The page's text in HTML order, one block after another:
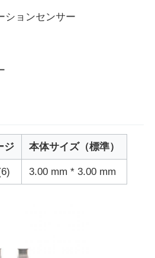
路単位
ションセンサー
ジ 本体サイズ（標準）
3.00 mm * 3.00 mm